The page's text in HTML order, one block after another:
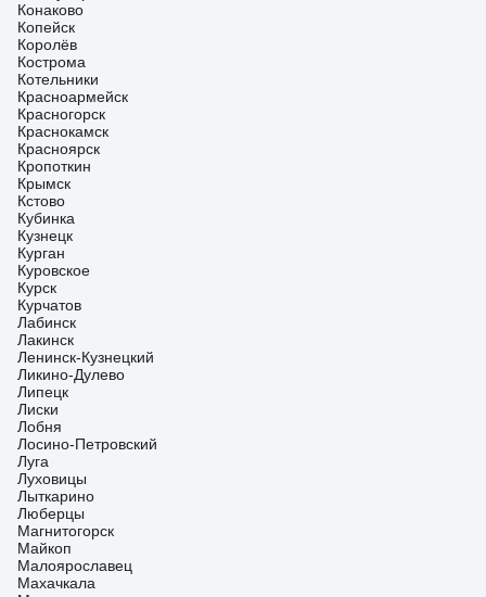
Конаково
Копейск
Королёв
Кострома
Котельники
Красноармейск
Красногорск
Краснокамск
Красноярск
Кропоткин
Крымск
Кстово
Кубинка
Кузнецк
Курган
Куровское
Курск
Курчатов
Лабинск
Лакинск
Ленинск-Кузнецкий
Ликино-Дулево
Липецк
Лиски
Лобня
Лосино-Петровский
Луга
Луховицы
Лыткарино
Люберцы
Магнитогорск
Майкоп
Малоярославец
Махачкала